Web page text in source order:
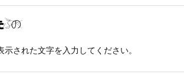
示された文字を入力してください。